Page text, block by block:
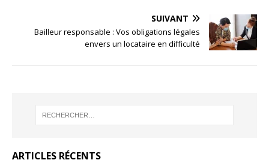
SUIVANT
Bailleur responsable : Vos obligations légales
envers un locataire en difficulté
ARTICLES RÉCENTS